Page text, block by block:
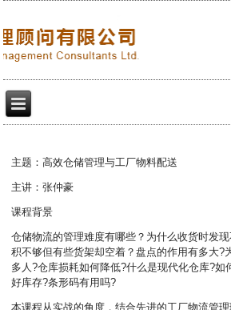
主题：高效仓储管理与工厂物料配送
主讲：张仲豪
课程背景
仓储物流的管理难度有哪些？为什么收货时发
积不够但有些货架却空着？盘点的作用有多大?
多人?仓库损耗如何降低?什么是现代化仓库?如
好库存?条形码有用吗?
本课程从实战的角度，结合先进的工厂物流管